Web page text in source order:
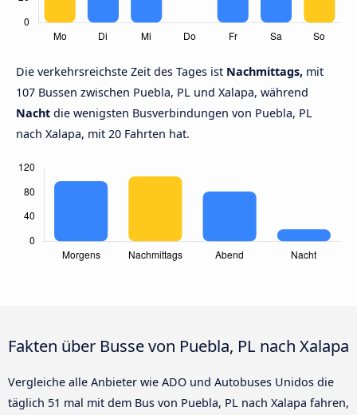
Die verkehrsreichste Zeit des Tages ist Nachmittags, mit
107 Bussen zwischen Puebla, PL und Xalapa, während
Nacht die wenigsten Busverbindungen von Puebla, PL
nach Xalapa, mit 20 Fahrten hat.
Fakten über Busse von Puebla, PL nach Xalapa
Vergleiche alle Anbieter wie ADO und Autobuses Unidos die
täglich 51 mal mit dem Bus von Puebla, PL nach Xalapa fahren,